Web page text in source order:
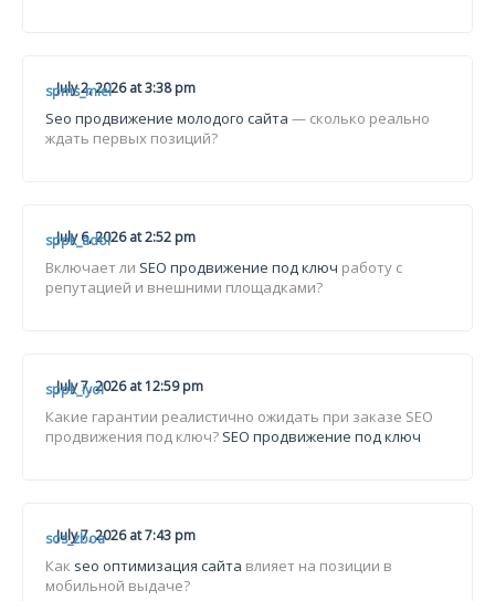
spms_miel
July 2, 2026 at 3:38 pm
Seo продвижение молодого сайта — сколько реально
ждать первых позиций?
sppk_adol
July 6, 2026 at 2:52 pm
Включает ли SEO продвижение под ключ работу с
репутацией и внешними площадками?
sppk_iyol
July 7, 2026 at 12:59 pm
Какие гарантии реалистично ожидать при заказе SEO
продвижения под ключ? SEO продвижение под ключ
sos_zboa
July 7, 2026 at 7:43 pm
Как seo оптимизация сайта влияет на позиции в
мобильной выдаче?